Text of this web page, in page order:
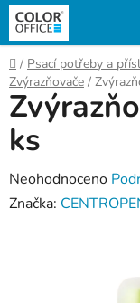
Přejít
obsah
Domů
/ Psací potřeby a
Zvýrazňovače /
ks
Průměrné
hodnocení
Neohodnoceno
Značka: